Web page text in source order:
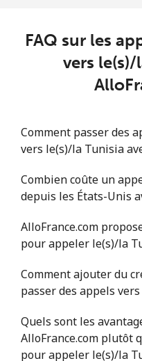
Trinidad And
⁦7.9¢⁩
Tunisia
Ligne fixe ⁦104.5¢⁩
Mobile ⁦103.9¢⁩
Ligne fixe
⁦29.9¢⁩
FAQ sur les
vers le(s)/
Comment passer des
vers le(s)/la Tunisia
Combien coûte un
depuis les États-Unis
AlloFrance.com
pour appeler le(s)/la
Comment ajouter du
passer des appels
Quels sont les
AlloFrance.com plutôt
pour appeler le(s)/la